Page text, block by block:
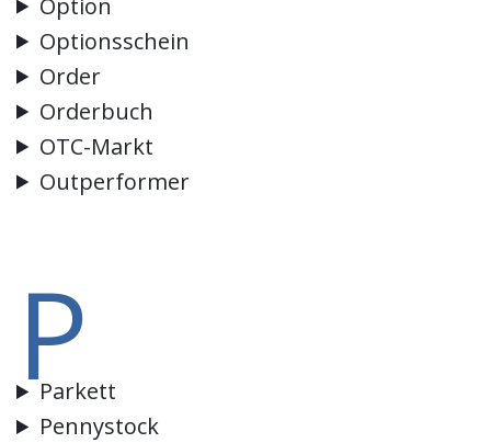
Optionsschein
Order
Orderbuch
OTC-Markt
Outperformer
P
Parkett
Pennystock